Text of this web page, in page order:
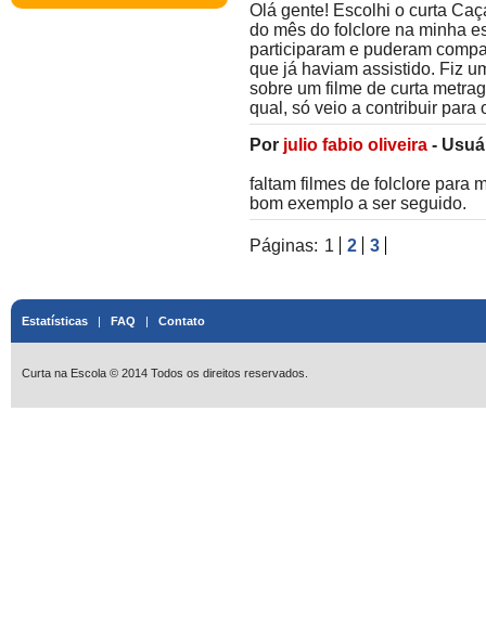
Olá gente! Escolhi o curta
do mês do folclore na minha
participaram e puderam
que já haviam assistido. Fiz
sobre um filme de curta
qual, só veio a contribuir para
Por julio fabio oliveira -
faltam filmes de folclore para
bom exemplo a ser seguido.
Páginas: 1 2 3
Estatísticas | FAQ | Contato
Curta na Escola © 2014 Todos os direitos reservados.